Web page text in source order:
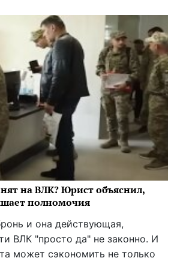
на ВЛК? Юрист объяснил,
полномочия
и она действующая,
ВЛК "просто да" не законно. И
может сэкономить не только